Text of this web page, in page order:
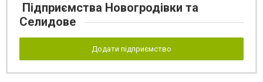
Підприємства Новогродівки та
Селидове
Додати підприємство